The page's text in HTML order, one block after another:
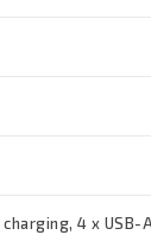
4 x USB-